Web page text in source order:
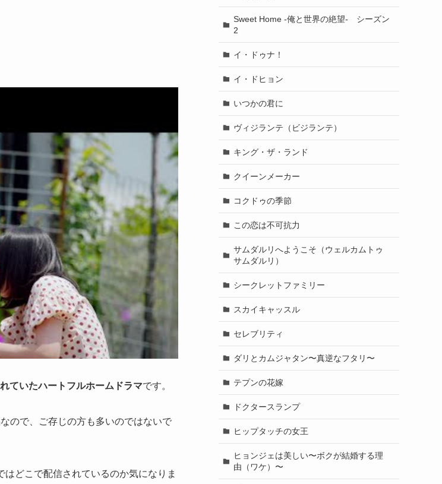
ていたハートフルホームドラマです。
ので、ご存じの方も多いのではないで
どこで配信されているのか気になりま
Sweet Home -俺と世界の絶望- シーズン
2
イ・ドゥナ！
イ・ドヒョン
いつかの君に
ヴィジランテ（ビジランテ）
キング・ザ・ランド
クイーンメーカー
コクドゥの季節
この恋は不可抗力
サムダルリへようこそ（ウェルカムトゥ
サムダルリ）
シークレットファミリー
スカイキャッスル
セレブリティ
ダリとカムジャタン〜真逆なフタリ〜
テプンの花嫁
ドクタースランプ
ヒップタッチの女王
ヒョンジェは美しい〜ボクが結婚する理
由（ワケ）〜